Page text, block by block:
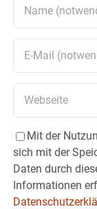
Mit der
sich mit der
Daten durch
Informationen